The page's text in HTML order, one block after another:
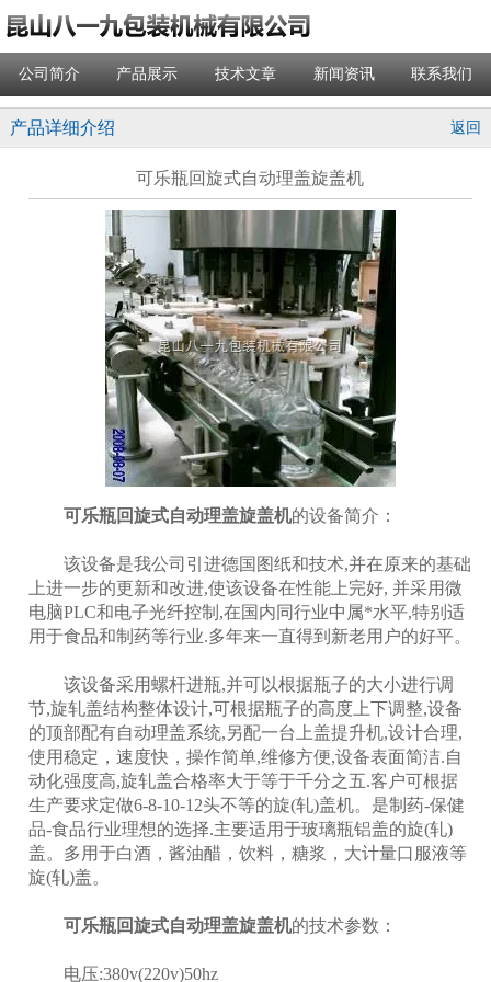
公司简介 产品展示 技术文章 新闻资讯 联系我们
产品详细介绍 返回
可乐瓶回旋式自动理盖旋盖机
可乐瓶回旋式自动理盖旋盖机的设备简介：
该设备是我公司引进德国图纸和技术,并在原来的基础
上进一步的更新和改进,使该设备在性能上完好, 并采用微
电脑PLC和电子光纤控制,在国内同行业中属*水平,特别适
用于食品和制药等行业.多年来一直得到新老用户的好平。
该设备采用螺杆进瓶,并可以根据瓶子的大小进行调
节,旋轧盖结构整体设计,可根据瓶子的高度上下调整,设备
的顶部配有自动理盖系统,另配一台上盖提升机,设计合理,
使用稳定，速度快，操作简单,维修方便,设备表面简洁.自
动化强度高,旋轧盖合格率大于等于千分之五.客户可根据
生产要求定做6-8-10-12头不等的旋(轧)盖机。是制药-保健
品-食品行业理想的选择.主要适用于玻璃瓶铝盖的旋(轧)
盖。多用于白酒，酱油醋，饮料，糖浆，大计量口服液等
旋(轧)盖。
可乐瓶回旋式自动理盖旋盖机的技术参数：
电压:380v(220v)50hz